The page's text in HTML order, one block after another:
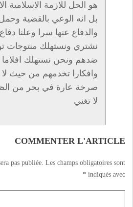
هو الحل للازمة الاسلامية
بل انه الوعي بالقضية
والدفاع عنها سرا وعلنا
نشتري ونستهلك منتوجات
ضدهم ونحن نستهلك افلاما
وافكارا تخدمهم من حيث لا
صرخة عارة في بحر من
لا تغني
COMMENTER L'ARTICLE
pas publiée. Les champs obligatoires sont
indiqués avec
*